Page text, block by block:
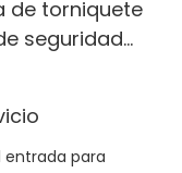
de torniquete
seguridad
en